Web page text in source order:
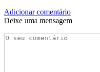
Adicionar comentário
Deixe uma mensagem